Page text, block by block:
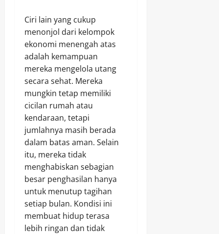
Ciri lain yang cukup
menonjol dari kelompok
ekonomi menengah atas
adalah kemampuan
mereka mengelola utang
secara sehat. Mereka
mungkin tetap memiliki
cicilan rumah atau
kendaraan, tetapi
jumlahnya masih berada
dalam batas aman. Selain
itu, mereka tidak
menghabiskan sebagian
besar penghasilan hanya
untuk menutup tagihan
setiap bulan. Kondisi ini
membuat hidup terasa
lebih ringan dan tidak